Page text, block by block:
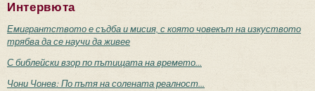
Интервюта
Емигрантството е съдба и мисия, с която човекът на изкуството
трябва да се научи да живее
С библейски взор по пътищата на времето...
Чони Чонев: По пътя на солената реалност...